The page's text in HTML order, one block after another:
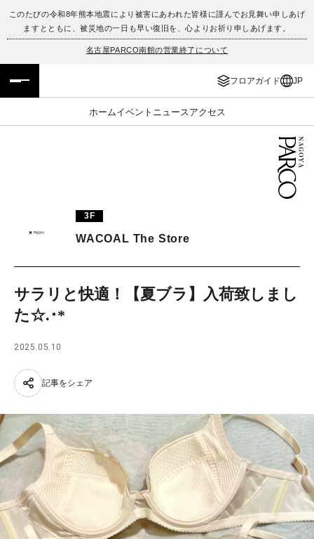
このたびの令和8年熊本地震により被害にあわれた皆様に謹んでお見舞い申しあげ
ますとともに、被災地の一日も早い復旧を、心よりお祈り申しあげます。
名古屋PARCO南館の営業終了について
フロアガイド JP
ホームイベント ニュース アクセス
フロアガイド
イベント・ポップアップ
TAX FREE
JP
ENGLISH
3F
WACOAL The Store
サラリと快適！【夏ブラ】入荷致しまし
た☆.･*
2025.05.10
記事をシェア